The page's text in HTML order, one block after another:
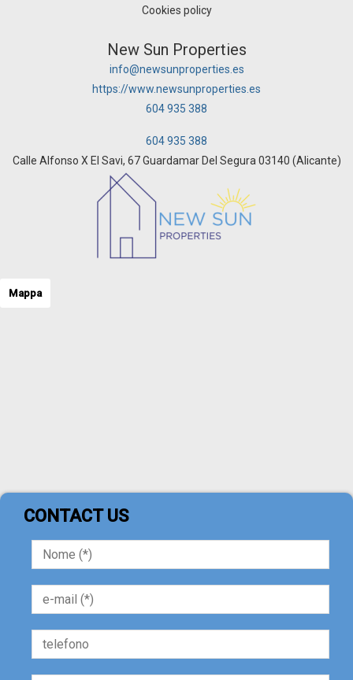
Cookies policy
New Sun Properties
info@newsunproperties.es
https://www.newsunproperties.es
604 935 388
604 935 388
Calle Alfonso X El Savi, 67 Guardamar Del Segura 03140 (Alicante)
Mappa
CONTACT US